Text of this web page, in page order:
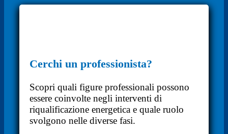
Cerchi un professionista?
Scopri quali figure professionali possono
essere coinvolte negli interventi di
riqualificazione energetica e quale ruolo
svolgono nelle diverse fasi.